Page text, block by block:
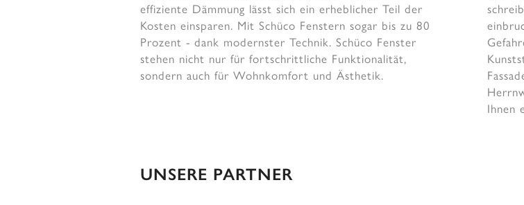
effiziente Dämmung lässt sich ein erheblicher Teil der
Kosten einsparen. Mit Schüco Fenstern sogar bis zu 80
Prozent - dank modernster Technik. Schüco Fenster
stehen nicht nur für fortschrittliche Funktionalität,
sondern auch für Wohnkomfort und Ästhetik.
Ihnen
UNSERE PARTNER